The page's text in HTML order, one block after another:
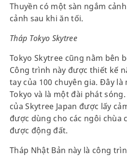
Thuyền có một sàn ngắm
cảnh sau khi ăn tối.
Tháp Tokyo Skytree
Tokyo Skytree cũng nằm bên
Công trình này được thiết kế
tay của 100 chuyên gia. Đây
Tokyo và là một đài phát
của Skytree Japan được lấy
được dùng cho các ngôi chùa
được động đất.
Tháp Nhật Bản này là công